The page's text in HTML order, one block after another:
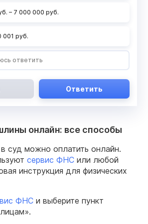
– 7 000 000 руб.
001 руб.
ответить
Ответить
онлайн: все способы
суд можно оплатить онлайн.
сервис ФНС или любой
инструкция для физических
ФНС и выберите пункт